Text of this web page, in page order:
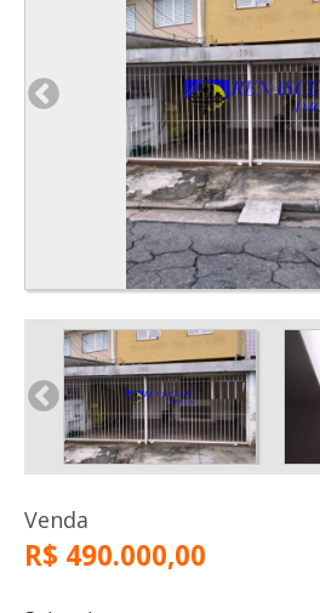
Venda
R$ 490.000,00